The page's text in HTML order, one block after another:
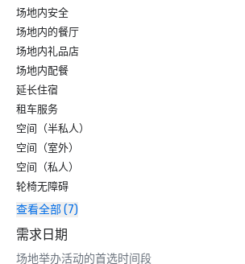
场地内安全
场地内的餐厅
场地内礼品店
场地内配餐
延长住宿
租车服务
空间（半私人）
空间（室外）
空间（私人）
轮椅无障碍
查看全部 (7)
需求日期
场地举办活动的首选时间段